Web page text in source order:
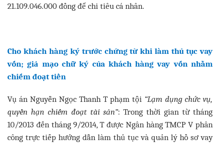
21.109.046.000 đồng để chi tiêu cá nhân.
Cho khách hàng ký trước chứng từ khi làm thủ tục vay
vốn; giả mạo chữ ký của khách hàng vay vốn nhằm
chiếm đoạt tiền
Vụ án Nguyễn Ngọc Thanh T phạm tội “Lạm dụng chức vụ,
quyền hạn chiếm đoạt tài sản”: Trong thời gian từ tháng
10/2013 đến tháng 9/2014, T được Ngân hàng TMCP V phân
công trực tiếp hướng dẫn làm thủ tục và quản lý hồ sơ vay